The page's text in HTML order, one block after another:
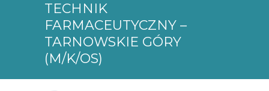
TECHNIK
FARMACEUTYCZNY –
TARNOWSKIE GÓRY
(M/K/OS)